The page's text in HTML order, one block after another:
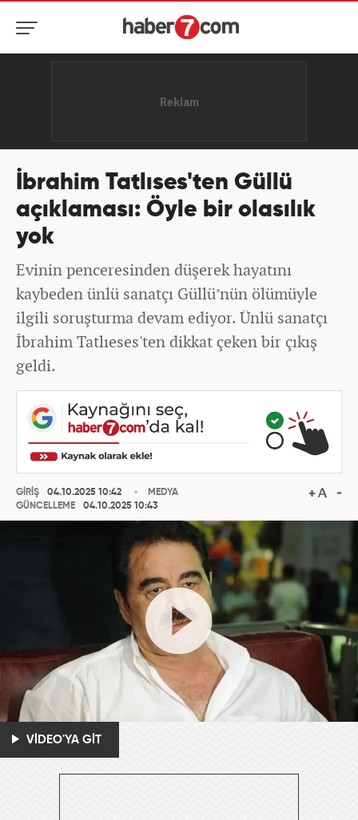
İbrahim Tatlıses'ten Güllü
açıklaması: Öyle bir olasılık
yok
Evinin penceresinden düşerek hayatını
kaybeden ünlü sanatçı Güllü’nün ölümüyle
ilgili soruşturma devam ediyor. Ünlü sanatçı
İbrahim Tatlıeses'ten dikkat çeken bir çıkış
geldi.
GİRİŞ
04.10.2025 10:42
GÜNCELLEME
04.10.2025 10:43
MEDYA
VİDEO'YA GİT